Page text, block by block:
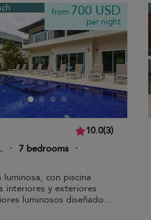
from 700 USD
per night
10.0(3)
· 7 bedrooms ·
luminosa, con piscina
interiores y exteriores
luminosos diseñados
vida.